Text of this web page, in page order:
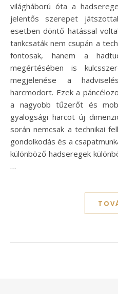
világháború óta a
jelentős szerepet
esetben döntő hatással
tankcsaták nem csupán a
fontosak, hanem a
megértésében is
megjelenése a
harcmodort. Ezek a
a nagyobb tűzerőt és
gyalogsági harcot új
során nemcsak a technikai
gondolkodás és a
különböző hadseregek
…